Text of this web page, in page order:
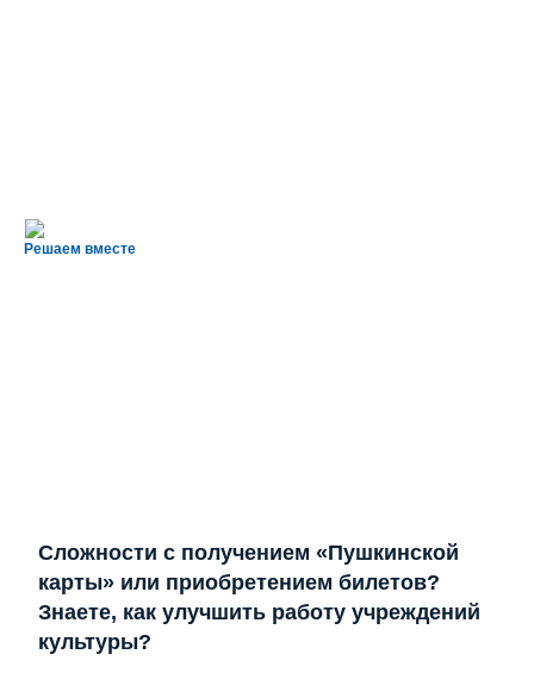
Решаем вместе
Сложности с получением «Пушкинской
карты» или приобретением билетов?
Знаете, как улучшить работу учреждений
культуры?